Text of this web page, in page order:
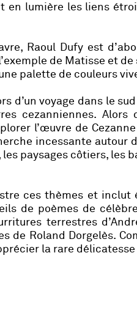
en lumière les liens
Raoul Dufy est
de Matisse et
palette de couleurs
d’un voyage dans le
cezanniennes.
l’œuvre de
incessante autour
paysages côtiers, les
ces thèmes et
de poèmes de
terrestres
de Roland Dorgelès.
la rare